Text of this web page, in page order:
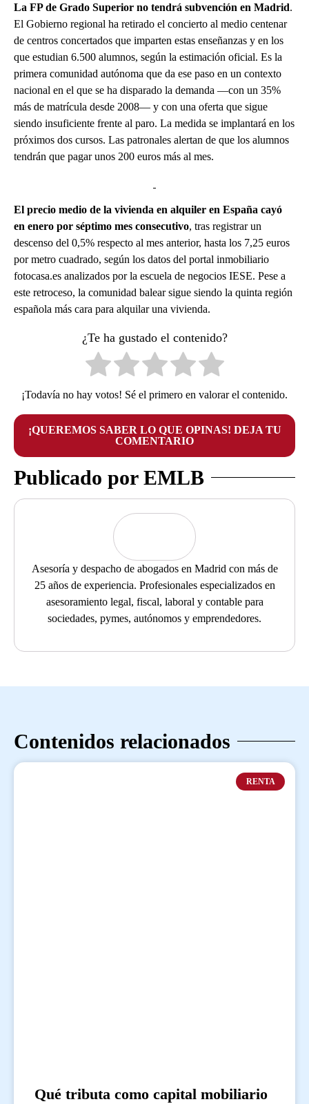
La FP de Grado Superior no tendrá subvención en Madrid.
El Gobierno regional ha retirado el concierto al medio centenar
de centros concertados que imparten estas enseñanzas y en los
que estudian 6.500 alumnos, según la estimación oficial. Es la
primera comunidad autónoma que da ese paso en un contexto
nacional en el que se ha disparado la demanda —con un 35%
más de matrícula desde 2008— y con una oferta que sigue
siendo insuficiente frente al paro. La medida se implantará en los
próximos dos cursos. Las patronales alertan de que los alumnos
tendrán que pagar unos 200 euros más al mes.
El precio medio de la vivienda en alquiler en España cayó
en enero por séptimo mes consecutivo, tras registrar un
descenso del 0,5% respecto al mes anterior, hasta los 7,25 euros
por metro cuadrado, según los datos del portal inmobiliario
fotocasa.es analizados por la escuela de negocios IESE. Pese a
este retroceso, la comunidad balear sigue siendo la quinta región
española más cara para alquilar una vivienda.
¿Te ha gustado el contenido?
¡Todavía no hay votos! Sé el primero en valorar el contenido.
¡QUEREMOS SABER LO QUE OPINAS! DEJA TU
COMENTARIO
Publicado por EMLB
Asesoría y despacho de abogados en Madrid con más de
25 años de experiencia. Profesionales especializados en
asesoramiento legal, fiscal, laboral y contable para
sociedades, pymes, autónomos y emprendedores.
Contenidos relacionados
RENTA
Qué tributa como capital mobiliario